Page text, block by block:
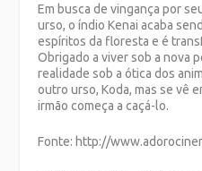
Em busca de vingança por
urso, o índio Kenai acaba
espíritos da floresta e é
Obrigado a viver sob a nova
realidade sob a ótica dos
outro urso, Koda, mas se vê
irmão começa a caçá-lo.
Fonte: http://